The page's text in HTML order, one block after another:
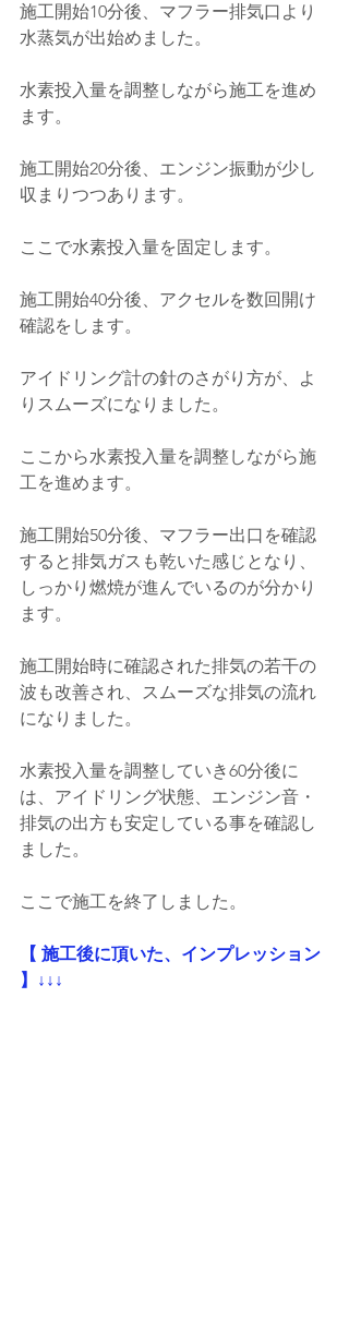
施工開始10分後、マフラー排気口より
水蒸気が出始めました。
水素投入量を調整しながら施工を進め
ます。
施工開始20分後、エンジン振動が少し
収まりつつあります。
ここで水素投入量を固定します。
施工開始40分後、アクセルを数回開け
確認をします。
アイドリング計の針のさがり方が、よ
りスムーズになりました。
ここから水素投入量を調整しながら施
工を進めます。
施工開始50分後、マフラー出口を確認
すると排気ガスも乾いた感じとなり、
しっかり燃焼が進んでいるのが分かり
ます。
施工開始時に確認された排気の若干の
波も改善され、スムーズな排気の流れ
になりました。
水素投入量を調整していき60分後に
は、アイドリング状態、エンジン音・
排気の出方も安定している事を確認し
ました。
ここで施工を終了しました。
【 施工後に頂いた、インプレッション
】↓↓↓